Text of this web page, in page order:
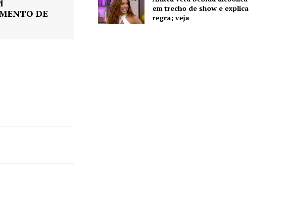
DE
em trecho de show e explica
regra; veja